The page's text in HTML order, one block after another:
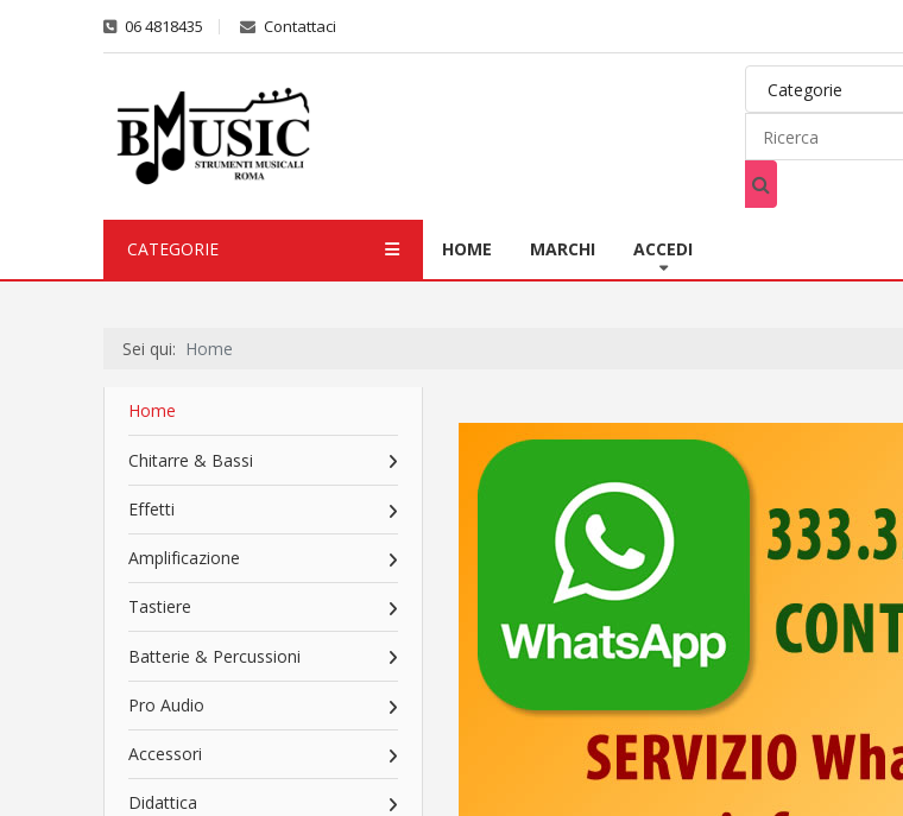
06 4818435 Contattaci
CATEGORIE HOME MARCHI ACCEDI
Sei qui: Home
Home
Chitarre & Bassi
Effetti
Amplificazione
Tastiere
Batterie & Percussioni
Pro Audio
Accessori
Didattica